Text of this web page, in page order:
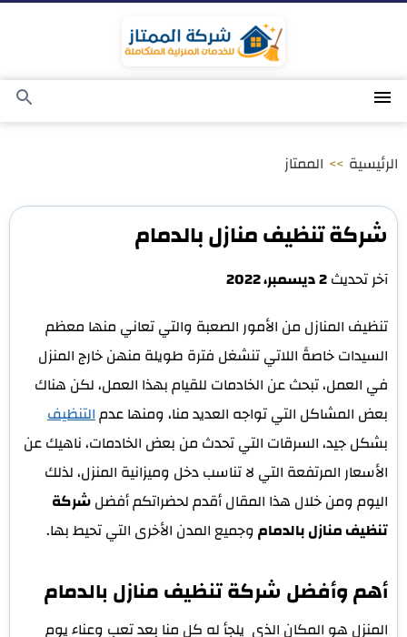
المحتوى
القائمة
بحث
الرئيسية >> الممتاز
شركة تنظيف منازل بالدمام
آخر تحديث2 ديسمبر، 2022
تنظيف المنازل من الأمور الصعبة والتي تعاني منها معظم
السيدات خاصةً اللاتي تنشغل فترة طويلة منهن خارج المنزل
في العمل، تبحث عن الخادمات للقيام بهذا العمل، لكن هناك
بعض المشاكل التي تواجه العديد منا، ومنها عدمالتنظيف
بشكل جيد، السرقات التي تحدث من بعض الخادمات، ناهيك عن
الأسعار المرتفعة التي لا تناسب دخل وميزانية المنزل، لذلك
اليوم ومن خلال هذا المقال أقدم لحضراتكم أفضلشركة
تنظيف منازل بالدمام وجميع المدن الأخرى التي تحيط بها.
أهم وأفضل شركة تنظيف منازل بالدمام
المنزل هو المكان الذي يلجأ له كل منا بعد تعب وعناء يوم